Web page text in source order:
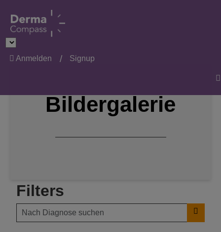
Anmelden Signup
Bildergalerie
Filters